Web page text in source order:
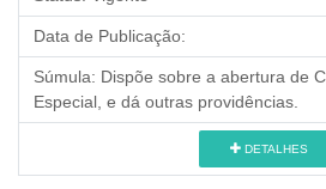
Data de Publicação:
Súmula: Dispõe sobre a abertura de
Especial, e dá outras providências.
DETALHES